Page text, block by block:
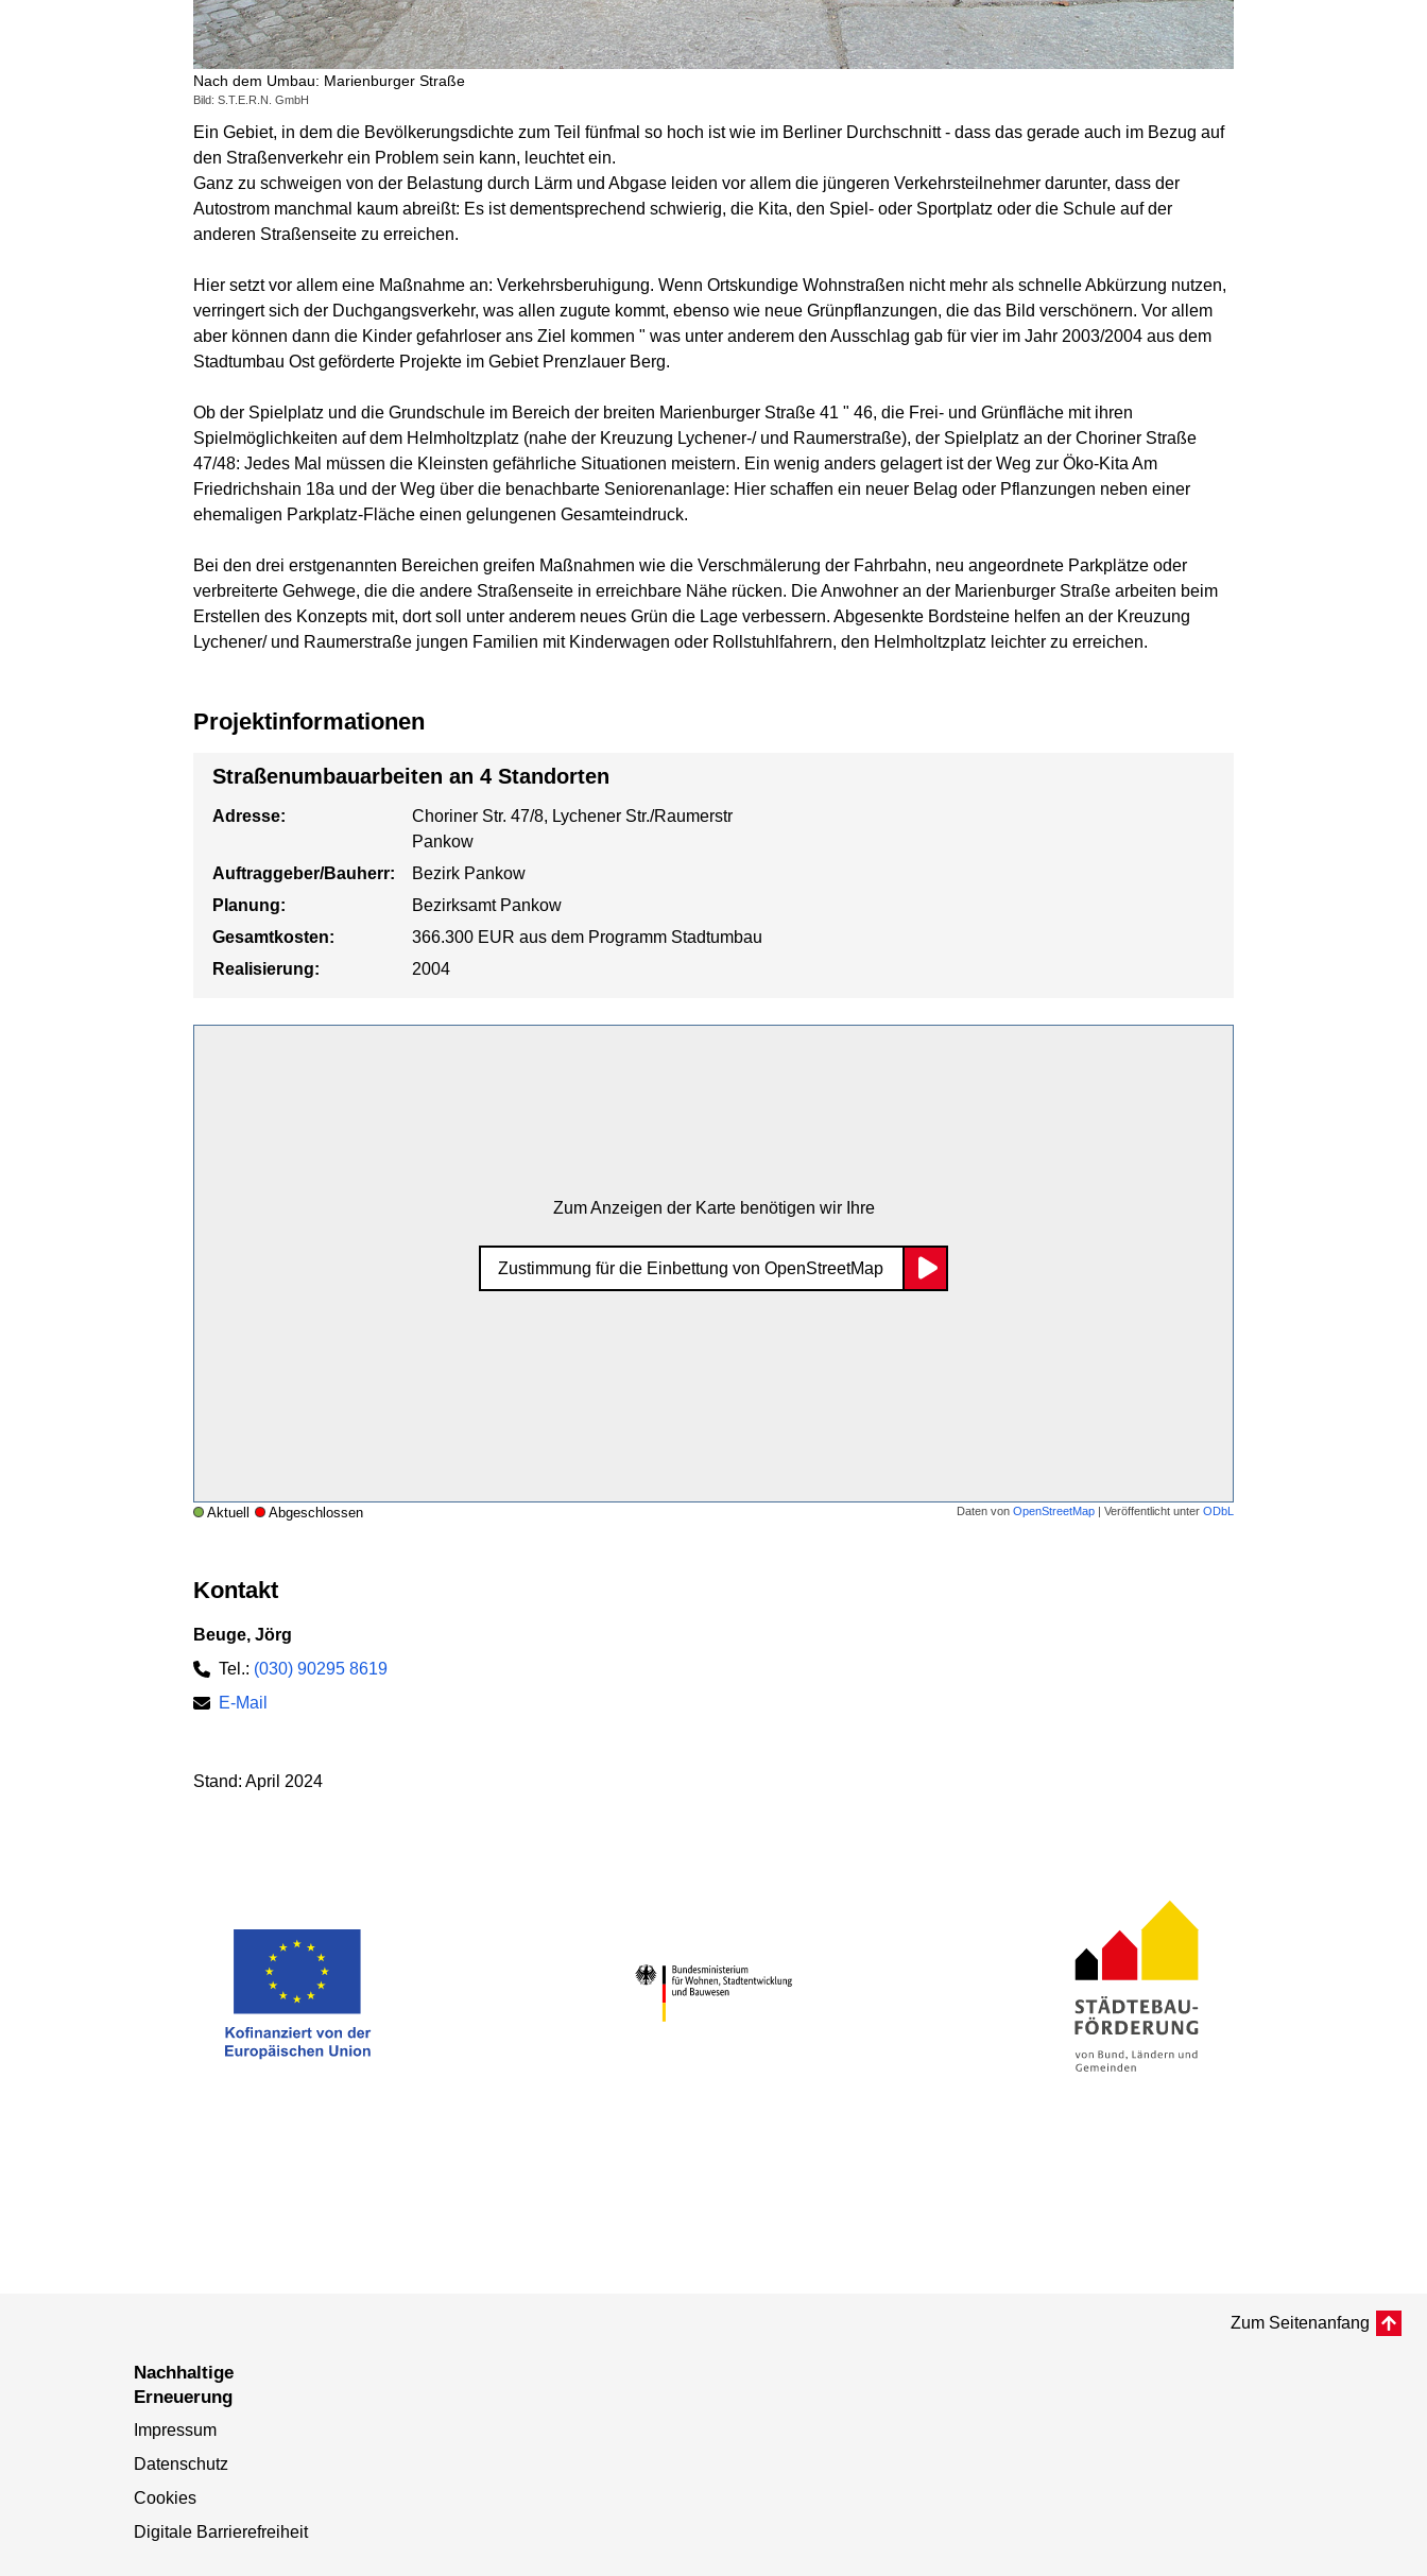
Nach dem Umbau: Marienburger Straße
Bild: S.T.E.R.N. GmbH
Ein Gebiet, in dem die Bevölkerungsdichte zum Teil fünfmal so hoch ist wie im Berliner Durchschnitt - dass das gerade auch im Bezug auf
den Straßenverkehr ein Problem sein kann, leuchtet ein.
Ganz zu schweigen von der Belastung durch Lärm und Abgase leiden vor allem die jüngeren Verkehrsteilnehmer darunter, dass der
Autostrom manchmal kaum abreißt: Es ist dementsprechend schwierig, die Kita, den Spiel- oder Sportplatz oder die Schule auf der
anderen Straßenseite zu erreichen.
Hier setzt vor allem eine Maßnahme an: Verkehrsberuhigung. Wenn Ortskundige Wohnstraßen nicht mehr als schnelle Abkürzung nutzen,
verringert sich der Duchgangsverkehr, was allen zugute kommt, ebenso wie neue Grünpflanzungen, die das Bild verschönern. Vor allem
aber können dann die Kinder gefahrloser ans Ziel kommen " was unter anderem den Ausschlag gab für vier im Jahr 2003/2004 aus dem
Stadtumbau Ost geförderte Projekte im Gebiet Prenzlauer Berg.
Ob der Spielplatz und die Grundschule im Bereich der breiten Marienburger Straße 41 " 46, die Frei- und Grünfläche mit ihren
Spielmöglichkeiten auf dem Helmholtzplatz (nahe der Kreuzung Lychener-/ und Raumerstraße), der Spielplatz an der Choriner Straße
47/48: Jedes Mal müssen die Kleinsten gefährliche Situationen meistern. Ein wenig anders gelagert ist der Weg zur Öko-Kita Am
Friedrichshain 18a und der Weg über die benachbarte Seniorenanlage: Hier schaffen ein neuer Belag oder Pflanzungen neben einer
ehemaligen Parkplatz-Fläche einen gelungenen Gesamteindruck.
Bei den drei erstgenannten Bereichen greifen Maßnahmen wie die Verschmälerung der Fahrbahn, neu angeordnete Parkplätze oder
verbreiterte Gehwege, die die andere Straßenseite in erreichbare Nähe rücken. Die Anwohner an der Marienburger Straße arbeiten beim
Erstellen des Konzepts mit, dort soll unter anderem neues Grün die Lage verbessern. Abgesenkte Bordsteine helfen an der Kreuzung
Lychener/ und Raumerstraße jungen Familien mit Kinderwagen oder Rollstuhlfahrern, den Helmholtzplatz leichter zu erreichen.
Projektinformationen
Straßenumbauarbeiten an 4 Standorten
Adresse:
Choriner Str. 47/8, Lychener Str./Raumerstr
Pankow
Auftraggeber/Bauherr:
Bezirk Pankow
Planung:
Bezirksamt Pankow
Gesamtkosten:
366.300 EUR aus dem Programm Stadtumbau
Realisierung:
2004
Zum Anzeigen der Karte benötigen wir Ihre
Zustimmung für die Einbettung von OpenStreetMap
Daten von OpenStreetMap | Veröffentlicht unter ODbL
Aktuell Abgeschlossen
Kontakt
Beuge, Jörg
Tel.: (030) 90295 8619
E-Mail
Stand: April 2024
Zum Seitenanfang
Nachhaltige
Erneuerung
Impressum
Datenschutz
Cookies
Digitale Barrierefreiheit